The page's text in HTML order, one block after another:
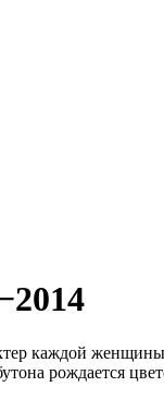
каждой
рождается